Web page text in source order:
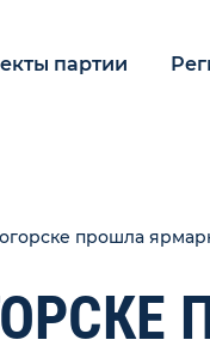
партии
прошла